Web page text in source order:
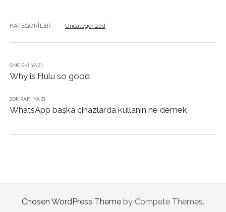
KATEGORILER: Uncategorized
ÖNCEKI YAZI
Why is Hulu so good
SONRAKI YAZI
WhatsApp başka cihazlarda kullanın ne demek
Chosen WordPress Theme by Compete Themes.